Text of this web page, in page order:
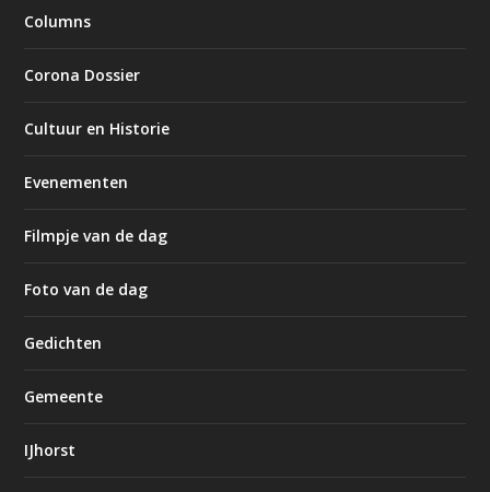
Columns
Corona Dossier
Cultuur en Historie
Evenementen
Filmpje van de dag
Foto van de dag
Gedichten
Gemeente
IJhorst